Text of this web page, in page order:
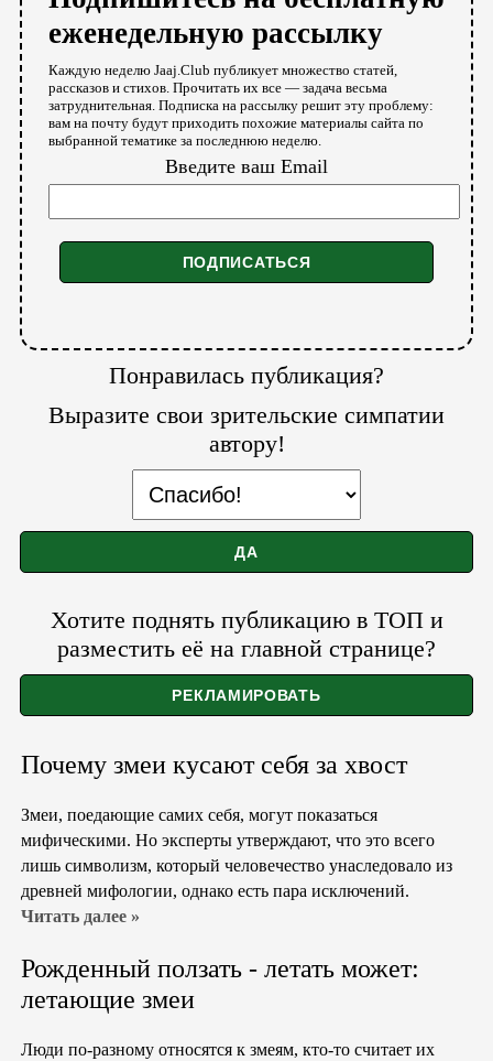
еженедельную рассылку
Каждую неделю Jaaj.Club публикует множество статей,
рассказов и стихов. Прочитать их все — задача весьма
затруднительная. Подписка на рассылку решит эту проблему:
вам на почту будут приходить похожие материалы сайта по
выбранной тематике за последнюю неделю.
Введите ваш Email
Понравилась публикация?
Выразите свои зрительские симпатии
автору!
Хотите поднять публикацию в ТОП и
разместить её на главной странице?
Почему змеи кусают себя за хвост
Змеи, поедающие самих себя, могут показаться
мифическими. Но эксперты утверждают, что это всего
лишь символизм, который человечество унаследовало из
древней мифологии, однако есть пара исключений.
Читать далее »
Рожденный ползать - летать может:
летающие змеи
Люди по-разному относятся к змеям, кто-то считает их